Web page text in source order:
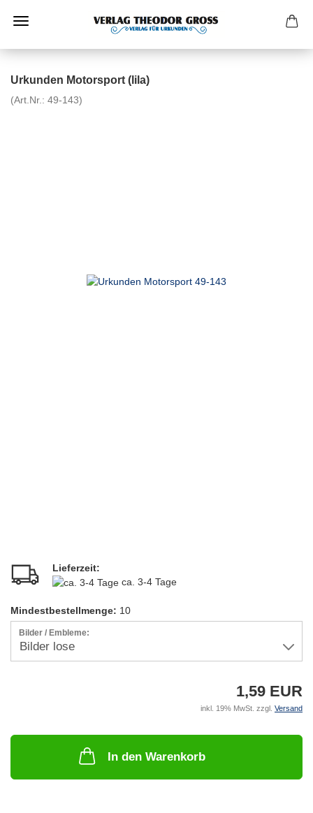
Urkunden Motorsport (lila)
(Art.Nr.: 49-143)
Lieferzeit:
ca. 3-4 Tage
Mindestbestellmenge: 10
Bilder / Embleme:
1,59 EUR
inkl. 19% MwSt. zzgl. Versand
In den Warenkorb